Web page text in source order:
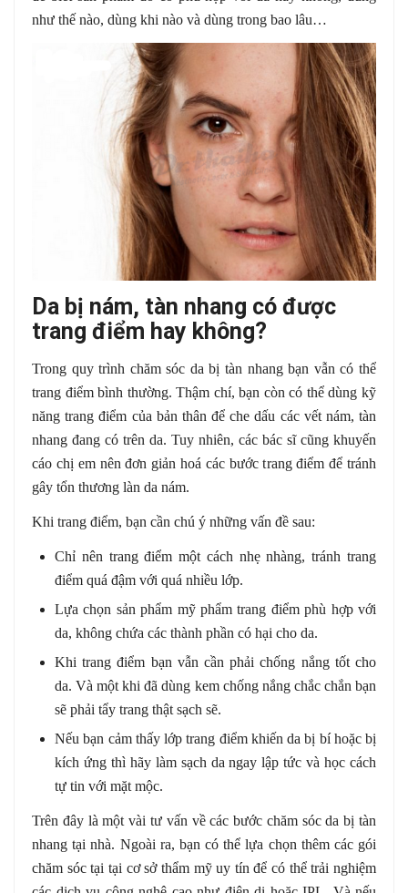
như thế nào, dùng khi nào và dùng trong bao lâu…
Da bị nám, tàn nhang có được
trang điểm hay không?
Trong quy trình chăm sóc da bị tàn nhang bạn vẫn có thể
trang điểm bình thường. Thậm chí, bạn còn có thể dùng kỹ
năng trang điểm của bản thân để che dấu các vết nám, tàn
nhang đang có trên da. Tuy nhiên, các bác sĩ cũng khuyến
cáo chị em nên đơn giản hoá các bước trang điểm để tránh
gây tổn thương làn da nám.
Khi trang điểm, bạn cần chú ý những vấn đề sau:
Chỉ nên trang điểm một cách nhẹ nhàng, tránh trang
điểm quá đậm với quá nhiều lớp.
Lựa chọn sản phẩm mỹ phẩm trang điểm phù hợp với
da, không chứa các thành phần có hại cho da.
Khi trang điểm bạn vẫn cần phải chống nắng tốt cho
da. Và một khi đã dùng kem chống nắng chắc chắn bạn
sẽ phải tẩy trang thật sạch sẽ.
Nếu bạn cảm thấy lớp trang điểm khiến da bị bí hoặc bị
kích ứng thì hãy làm sạch da ngay lập tức và học cách
tự tin với mặt mộc.
Trên đây là một vài tư vấn về các bước chăm sóc da bị tàn
nhang tại nhà. Ngoài ra, bạn có thể lựa chọn thêm các gói
chăm sóc tại tại cơ sở thẩm mỹ uy tín để có thể trải nghiệm